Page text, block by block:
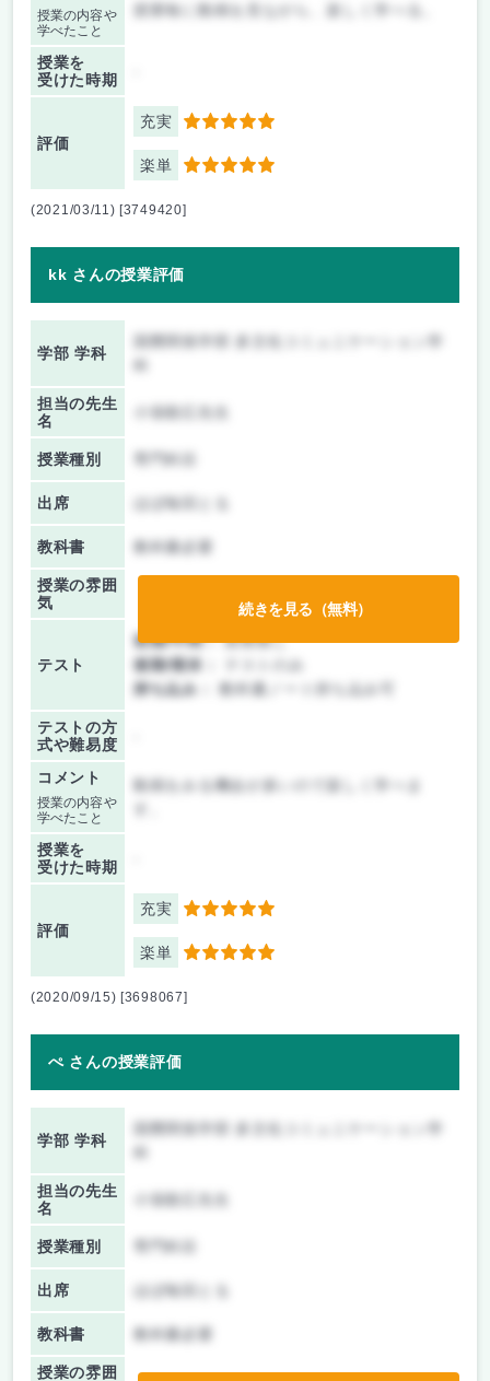
授業の内容や
学べたこと
授業毎に動画を見ながら、楽しく学べる。
授業を
受けた時期
評価
充実 5
楽単 5
(2021/03/11) [3749420]
kk さんの授業評価
学部 学科
担当の先生
名
授業種別
出席 ほぼ毎回とる
教科書 教科書必要
授業の雰囲
気
テスト
前期/中間：授業無し
後期/期末：
持ち込み：
教科書ノート持ち込み可
テストの方
式や難易度
コメント
授業の内容や
学べたこと
動画をみる機会が多いので楽しく学べま
授業を
受けた時期
評価
充実 5
楽単 5
続きを見る（無料）
(2020/09/15) [3698067]
ぺ さんの授業評価
学部 学科
担当の先生
名
授業種別
出席 ほぼ毎回とる
教科書 教科書必要
授業の雰囲